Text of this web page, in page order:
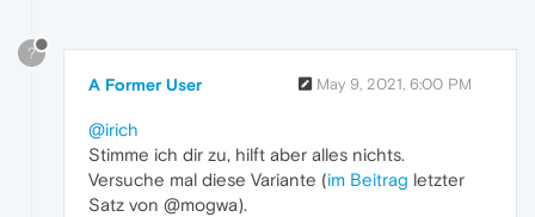
?
A Former User May 9, 2021, 6:00 PM
@irich
Stimme ich dir zu, hilft aber alles nichts.
Versuche mal diese Variante (im Beitrag letzter
Satz von @mogwa).